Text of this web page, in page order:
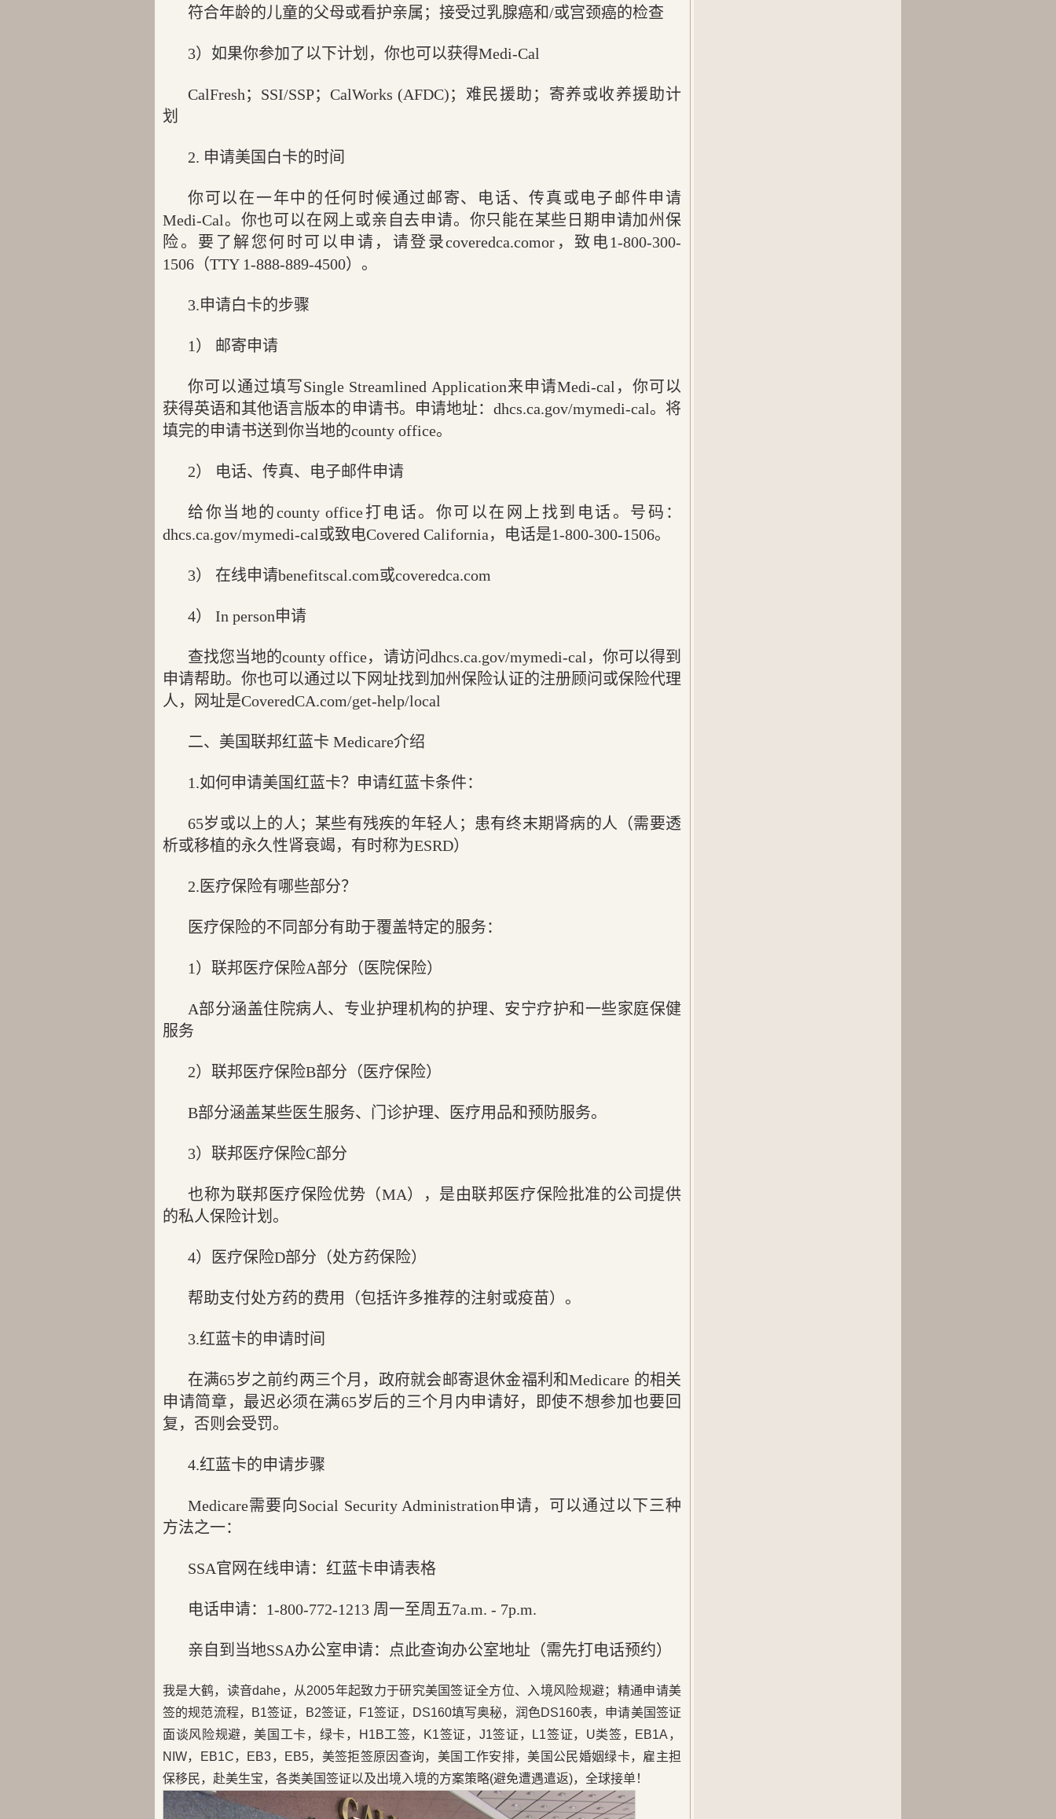
符合年龄的儿童的父母或看护亲属；接受过乳腺癌和/或宫颈癌的检查
3）如果你参加了以下计划，你也可以获得Medi-Cal
CalFresh；SSI/SSP；CalWorks (AFDC)；难民援助；寄养或收养援助计
划
2. 申请美国白卡的时间
你可以在一年中的任何时候通过邮寄、电话、传真或电子邮件申请
Medi-Cal。你也可以在网上或亲自去申请。你只能在某些日期申请加州保
险。要了解您何时可以申请，请登录coveredca.comor，致电1-800-300-
1506（TTY 1-888-889-4500）。
3.申请白卡的步骤
1） 邮寄申请
你可以通过填写Single Streamlined Application来申请Medi-cal，你可以
获得英语和其他语言版本的申请书。申请地址：dhcs.ca.gov/mymedi-cal。将
填完的申请书送到你当地的county office。
2） 电话、传真、电子邮件申请
给你当地的county office打电话。你可以在网上找到电话。号码：
dhcs.ca.gov/mymedi-cal或致电Covered California，电话是1-800-300-1506。
3） 在线申请benefitscal.com或coveredca.com
4） In person申请
查找您当地的county office，请访问dhcs.ca.gov/mymedi-cal，你可以得到
申请帮助。你也可以通过以下网址找到加州保险认证的注册顾问或保险代理
人，网址是CoveredCA.com/get-help/local
二、美国联邦红蓝卡 Medicare介绍
1.如何申请美国红蓝卡？申请红蓝卡条件：
65岁或以上的人；某些有残疾的年轻人；患有终末期肾病的人（需要透
析或移植的永久性肾衰竭，有时称为ESRD）
2.医疗保险有哪些部分？
医疗保险的不同部分有助于覆盖特定的服务：
1）联邦医疗保险A部分（医院保险）
A部分涵盖住院病人、专业护理机构的护理、安宁疗护和一些家庭保健
服务
2）联邦医疗保险B部分（医疗保险）
B部分涵盖某些医生服务、门诊护理、医疗用品和预防服务。
3）联邦医疗保险C部分
也称为联邦医疗保险优势（MA），是由联邦医疗保险批准的公司提供
的私人保险计划。
4）医疗保险D部分（处方药保险）
帮助支付处方药的费用（包括许多推荐的注射或疫苗）。
3.红蓝卡的申请时间
在满65岁之前约两三个月，政府就会邮寄退休金福利和Medicare 的相关
申请简章，最迟必须在满65岁后的三个月内申请好，即使不想参加也要回
复，否则会受罚。
4.红蓝卡的申请步骤
Medicare需要向Social Security Administration申请，可以通过以下三种
方法之一：
SSA官网在线申请：红蓝卡申请表格
电话申请：1-800-772-1213 周一至周五7a.m. - 7p.m.
亲自到当地SSA办公室申请：点此查询办公室地址（需先打电话预约）
我是大鹤，读音dahe，从2005年起致力于研究美国签证全方位、入境风险规避；精通申请美
签的规范流程，B1签证，B2签证，F1签证，DS160填写奥秘，润色DS160表，申请美国签证
面谈风险规避，美国工卡，绿卡，H1B工签，K1签证，J1签证，L1签证，U类签，EB1A，
NIW，EB1C，EB3，EB5，美签拒签原因查询，美国工作安排，美国公民婚姻绿卡，雇主担
保移民，赴美生宝，各类美国签证以及出境入境的方案策略(避免遭遇遣返)，全球接单！